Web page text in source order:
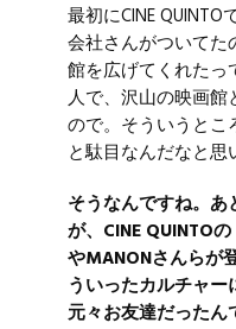
最初にCINE
会社さんがついてた
館を広げてくれたっ
人で、沢山の映画館
ので。そういうとこ
と駄目なんだなと思
そうなんですね。
が、CINE QUINTO
やMANONさんらが
ういったカルチャー
元々お友達だったん